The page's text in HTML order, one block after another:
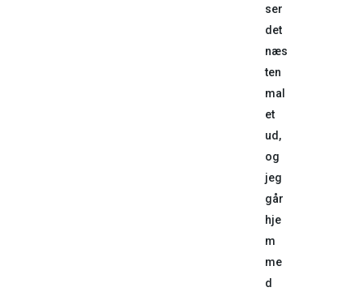
ser
det
næs
ten
mal
et
ud,
og
jeg
går
hje
m
me
d